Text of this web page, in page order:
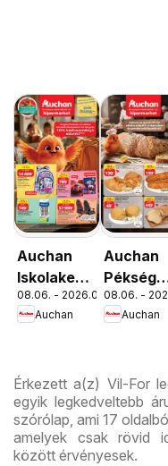
Auchan
Iskolakezdés
ajánlatok
08.06. - 2026.08.19.
Auchan
Auchan
Pékség
08.06. -
Auchan
Érkezett a(z) Vil-For
egyik legkedveltebb
szórólap, ami 17
amelyek csak rövid
között érvényesek.